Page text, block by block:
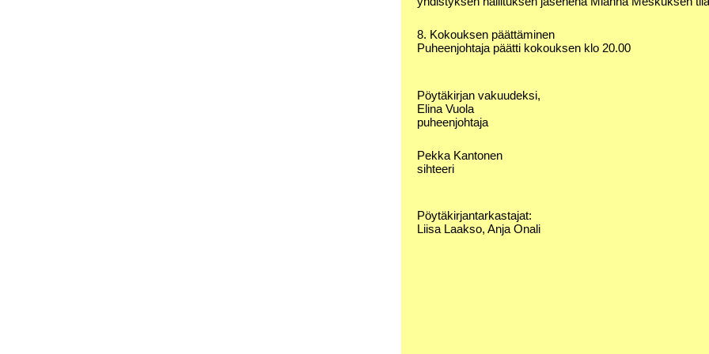
8. Kokouksen päättäminen
Puheenjohtaja päätti kokouksen klo 20.00
Pöytäkirjan vakuudeksi,
Elina Vuola
puheenjohtaja
Pekka Kantonen
sihteeri
Pöytäkirjantarkastajat:
Liisa Laakso, Anja Onali